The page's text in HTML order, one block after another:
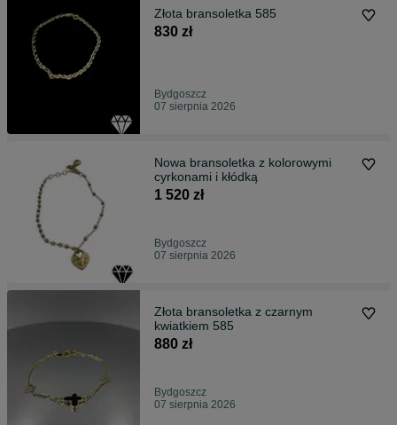
Złota bransoletka 585
830 zł
Bydgoszcz
07 sierpnia 2026
Nowa bransoletka z kolorowymi
cyrkonami i kłódką
1 520 zł
Bydgoszcz
07 sierpnia 2026
Złota bransoletka z czarnym
kwiatkiem 585
880 zł
Bydgoszcz
07 sierpnia 2026